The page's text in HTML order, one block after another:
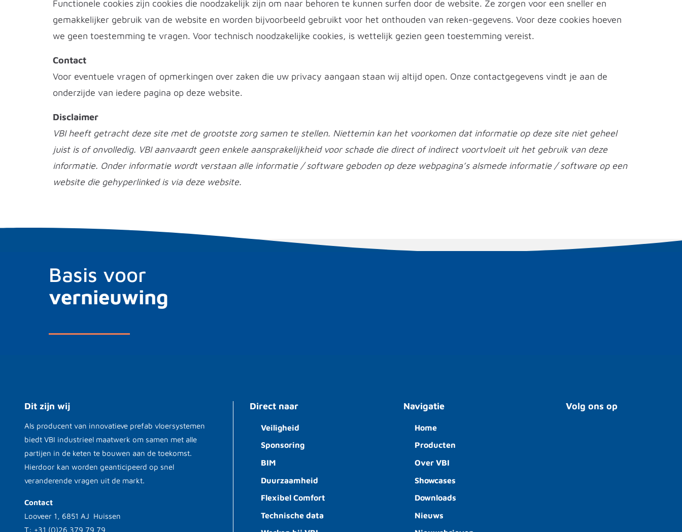
Functionele cookies zijn cookies die noodzakelijk zijn om naar behoren te kunnen surfen door de website. Ze zorgen voor een sneller en
gemakkelijker gebruik van de website en worden bijvoorbeeld gebruikt voor het onthouden van reken-gegevens. Voor deze cookies hoeven
we geen toestemming te vragen. Voor technisch noodzakelijke cookies, is wettelijk gezien geen toestemming vereist.
Contact
Voor eventuele vragen of opmerkingen over zaken die uw privacy aangaan staan wij altijd open. Onze contactgegevens vindt je aan de
onderzijde van iedere pagina op deze website.
Disclaimer
VBI heeft getracht deze site met de grootste zorg samen te stellen. Niettemin kan het voorkomen dat informatie op deze site niet geheel
juist is of onvolledig. VBI aanvaardt geen enkele aansprakelijkheid voor schade die direct of indirect voortvloeit uit het gebruik van deze
informatie. Onder informatie wordt verstaan alle informatie / software geboden op deze webpagina’s alsmede informatie / software op een
website die gehyperlinked is via deze website.
Basis voor
vernieuwing
Dit zijn wij
Als producent van innovatieve prefab vloersystemen
biedt VBI industrieel maatwerk om samen met alle
partijen in de keten te bouwen aan de toekomst.
Hierdoor kan worden geanticipeerd op snel
veranderende vragen uit de markt.
Contact
Looveer 1, 6851 AJ Huissen
T: +31 (0)26 379 79 79
Direct naar
Veiligheid
Sponsoring
BIM
Duurzaamheid
Flexibel Comfort
Technische data
Navigatie
Home
Producten
Over VBI
Showcases
Downloads
Nieuws
Volg ons op